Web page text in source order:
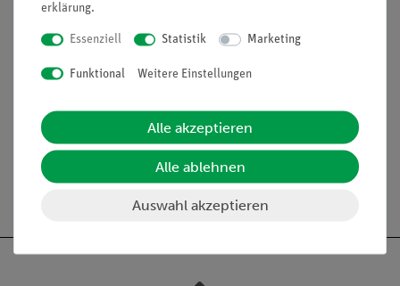
Messbereich: -10...+250 °C
Teilung: 1 °C
Durchmesser: 8 mm
in Schutzhülse
erklärung.
Essenziell Statistik Marketing
Funktional Weitere Einstellungen
Alle akzeptieren
Alle ablehnen
Auswahl akzeptieren